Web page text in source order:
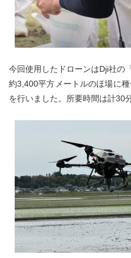
今回使用したドローンはDji社の
約3,400平方メートルのほ場に
を行いました。所要時間は計30